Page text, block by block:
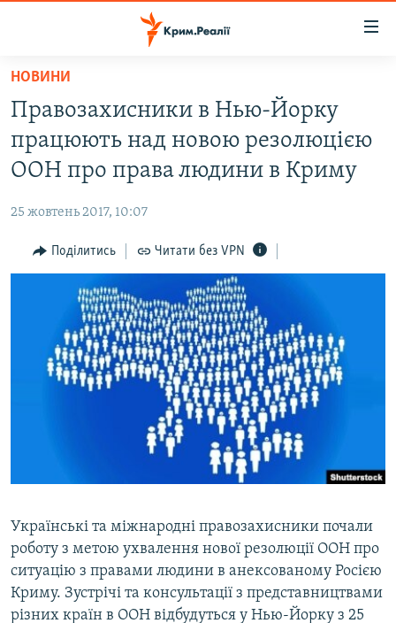
Перейти
основного
матеріалу
Перейти
до
основної
Перейти
до
ВОДА.КРИМ
ВІДЕО ТА ФОТО
БЛОГИ
ПОГЛЯД
ІНТЕРВ'Ю
ВСЕ ЗА ДЕНЬ
СПЕЦПРОЕКТИ
ДЕПОРТАЦІЯ
ЯК ОБІЙТИ БЛОКУВАННЯ
Усі сайти RFE/RL
НОВИНИ
Правозахисники в Нью-Йорку
працюють над новою резолюцією
ООН про права людини в Криму
25 жовтень 2017, 10:07
Поділитись Читати без VPN
Українські та міжнародні правозахисники почали
роботу з метою ухвалення нової резолюції ООН про
ситуацію з правами людини в анексованому Росією
Криму. Зустрічі та консультації з представництвами
різних країн в ООН відбудуться у Нью-Йорку з 25